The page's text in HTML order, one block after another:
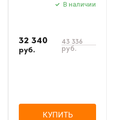
В наличии
32 340
руб.
43 336
руб.
КУПИТЬ